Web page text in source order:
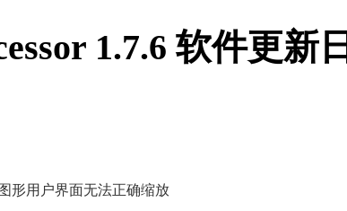
1.7.6 软件更新日
形用户界面无法正确缩放